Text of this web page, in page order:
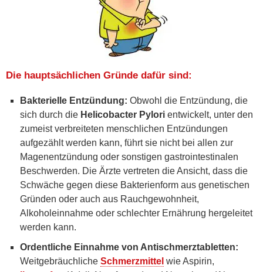
Die hauptsächlichen Gründe dafür sind:
Bakterielle Entzündung: Obwohl die Entzündung, die
sich durch die Helicobacter Pylori entwickelt, unter den
zumeist verbreiteten menschlichen Entzündungen
aufgezählt werden kann, führt sie nicht bei allen zur
Magenentzündung oder sonstigen gastrointestinalen
Beschwerden. Die Ärzte vertreten die Ansicht, dass die
Schwäche gegen diese Bakterienform aus genetischen
Gründen oder auch aus Rauchgewohnheit,
Alkoholeinnahme oder schlechter Ernährung hergeleitet
werden kann.
Ordentliche Einnahme von Antischmerztabletten:
Weitgebräuchliche Schmerzmittel wie Aspirin,